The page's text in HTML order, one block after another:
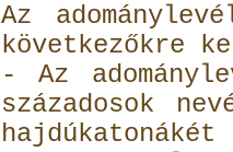
Az
következőkre
- Az
századosok